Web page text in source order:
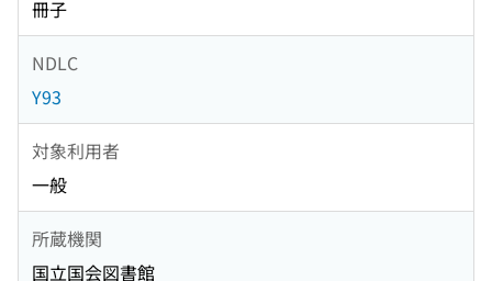
冊子
NDLC
Y93
対象利用者
一般
所蔵機関
国立国会図書館